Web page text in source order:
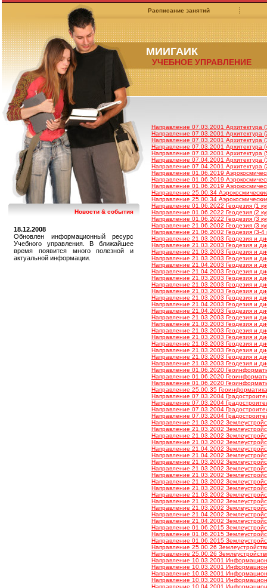
Расписание занятий
МИИГАИК
УЧЕБНОЕ УПРАВЛЕНИЕ
Новости & события
18.12.2008
Обновлен информационный ресурс
Учебного управления. В ближайшее
время появится много полезной и
актуальной информации.
Направление 07.03.2001 Архитектура
Направление 07.03.2001 Архитектура
Направление 07.03.2001 Архитектура
Направление 07.03.2001 Архитектура
Направление 07.03.2001 Архитектура
Направление 07.04.2001 Архитектура
Направление 07.04.2001 Архитектура
Направление 01.06.2019
Направление 01.06.2019
Направление 01.06.2019
Направление 25.00.34
Направление 25.00.34
Направление 01.06.2022 Геодезия (1
Направление 01.06.2022 Геодезия (2
Направление 01.06.2022 Геодезия (3
Направление 21.06.2002 Геодезия (3
Направление 21.06.2002 Геодезия (3-
Направление 21.03.2003 Геодезия и
Направление 21.03.2003 Геодезия и
Направление 21.03.2003 Геодезия и
Направление 21.03.2003 Геодезия и
Направление 21.04.2003 Геодезия и
Направление 21.04.2003 Геодезия и
Направление 21.03.2003 Геодезия и
Направление 21.03.2003 Геодезия и
Направление 21.03.2003 Геодезия и
Направление 21.03.2003 Геодезия и
Направление 21.04.2003 Геодезия и
Направление 21.04.2003 Геодезия и
Направление 21.03.2003 Геодезия и
Направление 21.03.2003 Геодезия и
Направление 21.03.2003 Геодезия и
Направление 21.03.2003 Геодезия и
Направление 21.03.2003 Геодезия и
Направление 21.03.2003 Геодезия и
Направление 21.03.2003 Геодезия и
Направление 21.03.2003 Геодезия и
Направление 01.06.2020
Направление 01.06.2020
Направление 01.06.2020
Направление 25.00.35
Направление 07.03.2004
Направление 07.03.2004
Направление 07.03.2004
Направление 07.03.2004
Направление 21.03.2002
Направление 21.03.2002
Направление 21.03.2002
Направление 21.03.2002
Направление 21.04.2002
Направление 21.04.2002
Направление 21.03.2002
Направление 21.03.2002
Направление 21.03.2002
Направление 21.03.2002
Направление 21.03.2002
Направление 21.03.2002
Направление 21.03.2002
Направление 21.03.2002
Направление 21.04.2002
Направление 21.04.2002
Направление 01.06.2015
Направление 01.06.2015
Направление 01.06.2015
Направление 25.00.26
Направление 25.00.26
Направление 10.03.2001
Направление 10.03.2001
Направление 10.03.2001
Направление 10.03.2001
Направление 10.04.2001